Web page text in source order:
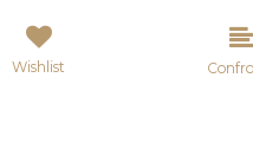
Wishlist